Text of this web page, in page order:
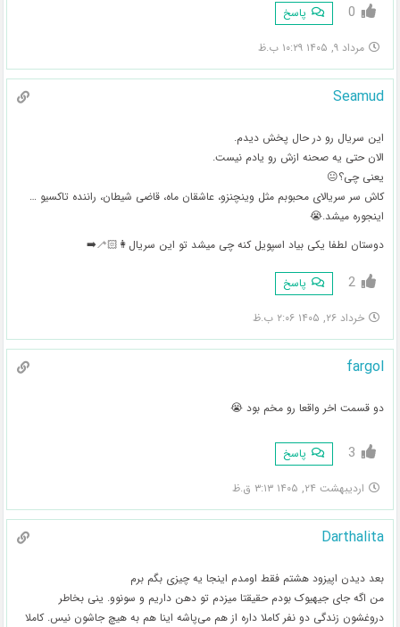
0 پاسخ
مرداد ۹, ۱۴۰۵ ۱۰:۲۹ ب.ظ
Seamud
این سریال رو در حال پخش دیدم.
الان حتی یه صحنه ازش رو یادم نیست.
یعنی چی؟😐
کاش سر سریالای محبوبم مثل وینچنزو، عاشقان ماه، قاضی شیطان، راننده تاکسیو …
اینجوره میشد.😭
دوستان لطفا یکی بیاد اسپویل کنه چی میشد تو این سریال👩🏻‍🦯‍➡️
2 پاسخ
خرداد ۲۶, ۱۴۰۵ ۲:۰۶ ب.ظ
fargol
دو قسمت اخر واقعا رو مخم بود 😭
3 پاسخ
اردیبهشت ۲۴, ۱۴۰۵ ۳:۱۳ ق.ظ
Darthalita
بعد دیدن اپیزود هشتم فقط اومدم اینجا یه چیزی بگم برم
من اگه جای جیهیوک بودم حقیقتا میزدم تو دهن داریم و سونوو. ینی بخاطر
دروغشون زندگی دو نفر کاملا داره از هم می‌پاشه اینا هم به هیچ جاشون نیس. کاملا